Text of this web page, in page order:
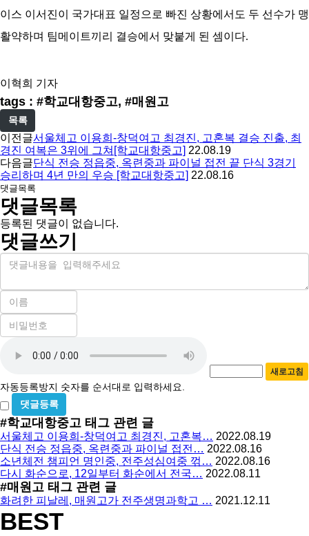
이스 이서진이 국가대표 일정으로 빠진 상황에서도 두 선수가 맹
활약하며 팀메이트끼리 결승에서 맞붙게 된 셈이다.
이혁희 기자
tags : #학교대항중고, #매원고
목록
이전글서울체고 이용희-창덕여고 최경진, 고혼복 결승 진출, 최
경진 여복은 3위에 그쳐[학교대항중고] 22.08.19
다음글단식 전승 정읍중, 옥련중과 파이널 접전 끝 단식 3경기
승리하며 4년 만의 우승 [학교대항중고] 22.08.16
댓글목록
댓글목록
등록된 댓글이 없습니다.
댓글쓰기
내
이
필
수
비
밀
수
록
방
지
새로고침
자동등록방지 숫자를 순서대로 입력하세요.
비
밀
글
사
용
#학교대항중고 태그 관련 글
서울체고 이용희-창덕여고 최경진, 고혼복… 2022.08.19
단식 전승 정읍중, 옥련중과 파이널 접전… 2022.08.16
소년체전 챔피언 명인중, 전주성심여중 꺾… 2022.08.16
다시 화순으로, 12일부터 화순에서 전국… 2022.08.11
#매원고 태그 관련 글
화려한 피날레, 매원고가 전주생명과학고 … 2021.12.11
BEST